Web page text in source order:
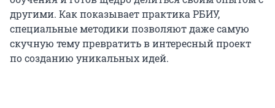
другими. Как показывает практика РБИУ,
специальные методики позволяют даже самую
скучную тему превратить в интересный проект
по созданию уникальных идей.